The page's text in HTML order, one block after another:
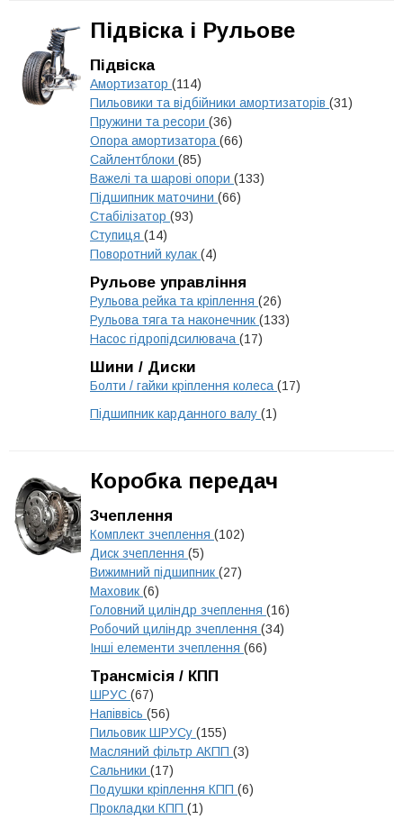
Підвіска і Рульове
Підвіска
Амортизатор (114)
Пильовики та відбійники амортизаторів (31)
Пружини та ресори (36)
Опора амортизатора (66)
Сайлентблоки (85)
Важелі та шарові опори (133)
Підшипник маточини (66)
Стабілізатор (93)
Ступиця (14)
Поворотний кулак (4)
Рульове управління
Рульова рейка та кріплення (26)
Рульова тяга та наконечник (133)
Насос гідропідсилювача (17)
Шини / Диски
Болти / гайки кріплення колеса (17)
Підшипник карданного валу (1)
Коробка передач
Зчеплення
Комплект зчеплення (102)
Диск зчеплення (5)
Вижимний підшипник (27)
Маховик (6)
Головний циліндр зчеплення (16)
Робочий циліндр зчеплення (34)
Інші елементи зчеплення (66)
Трансмісія / КПП
ШРУС (67)
Напіввісь (56)
Пильовик ШРУСу (155)
Масляний фільтр АКПП (3)
Сальники (17)
Подушки кріплення КПП (6)
Прокладки КПП (1)